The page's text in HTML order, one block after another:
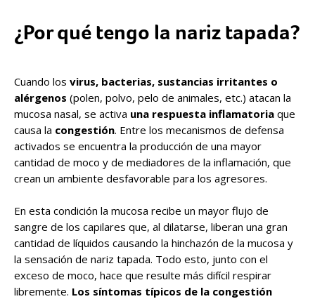
¿Por qué tengo la nariz tapada?
Cuando los virus, bacterias, sustancias irritantes o
alérgenos (polen, polvo, pelo de animales, etc.) atacan la
mucosa nasal, se activa una respuesta inflamatoria que
causa la congestión. Entre los mecanismos de defensa
activados se encuentra la producción de una mayor
cantidad de moco y de mediadores de la inflamación, que
crean un ambiente desfavorable para los agresores.
En esta condición la mucosa recibe un mayor flujo de
sangre de los capilares que, al dilatarse, liberan una gran
cantidad de líquidos causando la hinchazón de la mucosa y
la sensación de nariz tapada. Todo esto, junto con el
exceso de moco, hace que resulte más difícil respirar
libremente. Los síntomas típicos de la congestión